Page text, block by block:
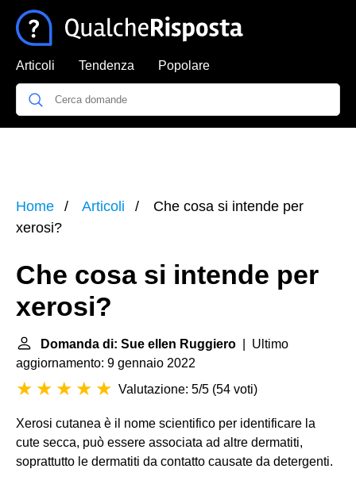
Articoli Tendenza Popolare
Home Articoli
Che cosa si intende per
xerosi?
Che cosa si intende per
xerosi?
Domanda di: Sue ellen Ruggiero | Ultimo
aggiornamento: 9 gennaio 2022
Valutazione: 5/5 (54 voti)
Xerosi cutanea è il nome scientifico per identificare la
cute secca, può essere associata ad altre dermatiti,
soprattutto le dermatiti da contatto causate da detergenti.